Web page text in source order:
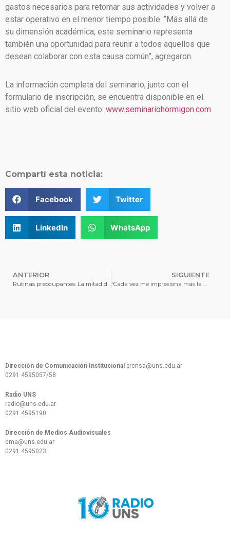
gastos necesarios para retomar sus actividades y volver a
estar operativo en el menor tiempo posible. “Más allá de
su dimensión académica, este seminario representa
también una oportunidad para reunir a todos aquellos que
desean colaborar con esta causa común”, agregaron.
La información completa del seminario, junto con el
formulario de inscripción, se encuentra disponible en el
sitio web oficial del evento: www.seminariohormigon.com
Compartí esta noticia:
Facebook Twitter
LinkedIn WhatsApp
ANTERIOR
Rutinas preocupantes: La mitad de los universitarios está frente a pantallas más de ocho horas diarias
SIGUIENTE
“Cada vez me impresiona más la calidad de educación que tenemos en la UNS”
Dirección de Comunicación Institucional prensa@uns.edu.ar
0291 4595057/58
Radio UNS
radio@uns.edu.ar
0291 4595190
Dirección de Medios Audiovisuales
dma@uns.edu.ar
0291 4595023